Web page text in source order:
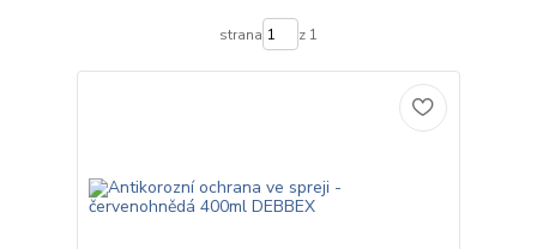
strana z 1